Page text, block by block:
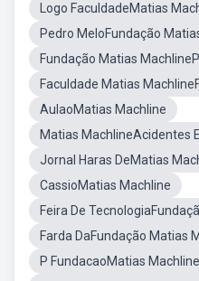
Logo FaculdadeMatias
Pedro MeloFundação
Fundação Matias
Faculdade Matias
AulaoMatias Machline
Matias MachlineAcidentes
Jornal Haras DeMatias
CassioMatias Machline
Feira De
Farda DaFundação Matias
P FundacaoMatias Machline